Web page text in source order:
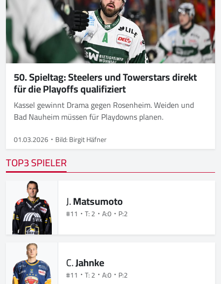
50. Spieltag: Steelers und Towerstars direkt
für die Playoffs qualifiziert
Kassel gewinnt Drama gegen Rosenheim. Weiden und
Bad Nauheim müssen für Playdowns planen.
01.03.2026 Bild: Birgit Häfner
TOP3 SPIELER
J.Matsumoto
#11 T: 2 A:0 P:2
C.Jahnke
#11 T: 2 A:0 P:2